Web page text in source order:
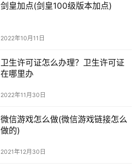
剑皇加点(剑皇100级版本加点)
2022年10月11日
卫生许可证怎么办理？卫生许可证
在哪里办
2022年11月30日
微信游戏怎么做(微信游戏链接怎么
做的)
2021年12月30日